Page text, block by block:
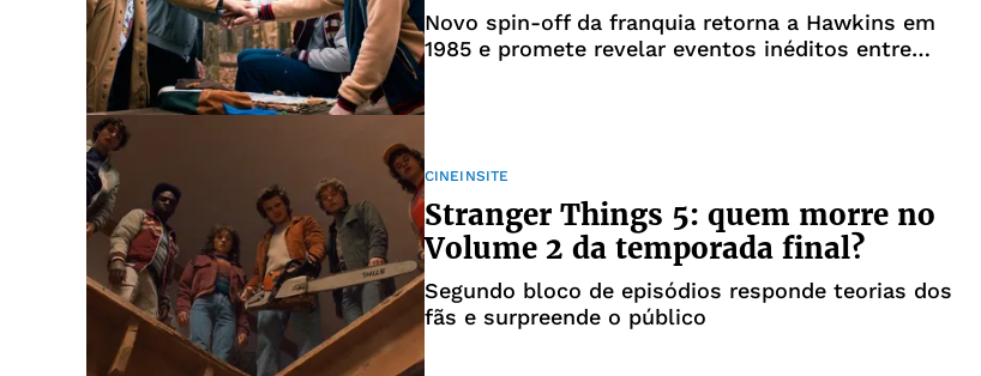
Novo spin-off da franquia retorna a Hawkins em
1985 e promete revelar eventos inéditos entre
CINEINSITE
Stranger Things 5: quem morre no
Volume 2 da temporada final?
Segundo bloco de episódios responde teorias dos
fãs e surpreende o público